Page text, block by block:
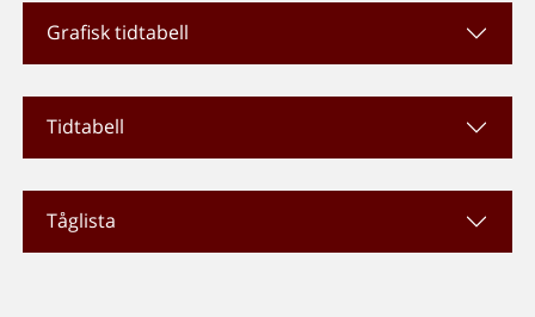
Grafisk tidtabell
Tidtabell
Tåglista